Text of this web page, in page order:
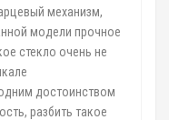
механизм,
модели прочное
стекло очень не
достоинством
разбить такое